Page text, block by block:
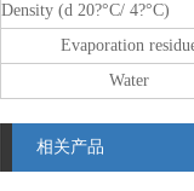
Density (d 20?°C/
Evaporation
Water
相关产品